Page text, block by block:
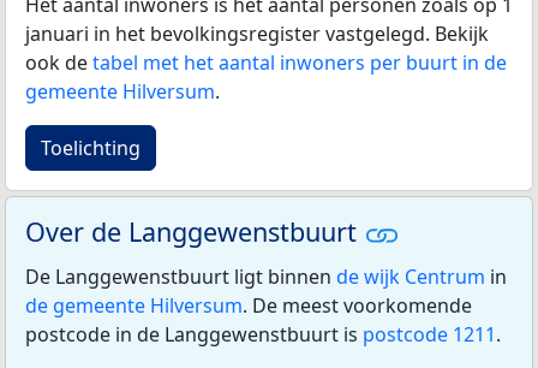
januari in het bevolkingsregister vastgelegd. Bekijk
ook detabel met het aantal inwoners per buurt in de
gemeente Hilversum.
Toelichting
Over de Langgewenstbuurt
De Langgewenstbuurt ligt binnen de wijk Centrum in
de gemeente Hilversum. De meest voorkomende
postcode in de Langgewenstbuurt is postcode 1211.